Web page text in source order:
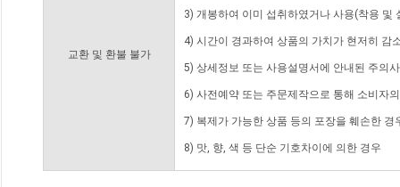
교환 및 환불 불가
3) 개봉하여 이미 섭취하였거나 사용(착용 및
4) 시간이 경과하여 상품의 가치가 현저히 감
5) 상세정보 또는 사용설명서에 안내된 주의
6) 사전예약 또는 주문제작으로 통해 소비자
7) 복제가 가능한 상품 등의 포장을 훼손한 경
8) 맛, 향, 색 등 단순 기호차이에 의한 경우